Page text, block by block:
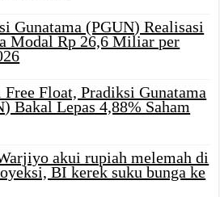
Gunatama (PGUN) Realisasi
Modal Rp 26,6 Miliar per
Free Float, Pradiksi Gunatama
Bakal Lepas 4,88% Saham
akui rupiah melemah di
BI kerek suku bunga ke